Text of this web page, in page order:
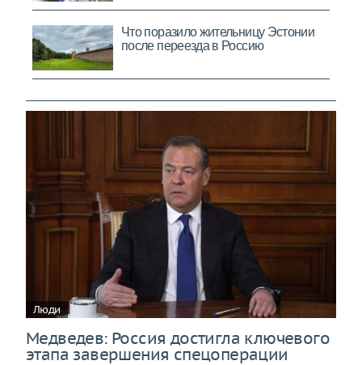
Люди
Медведев: Россия достигла ключевого
этапа завершения спецоперации